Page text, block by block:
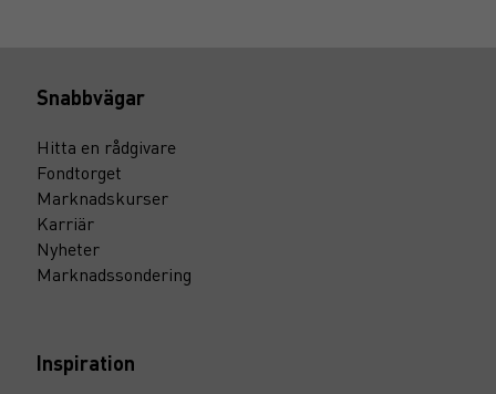
Snabbvägar
Hitta en rådgivare
Fondtorget
Marknadskurser
Karriär
Nyheter
Marknadssondering
Inspiration